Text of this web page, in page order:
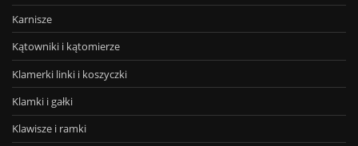
Karnisze
Kątowniki i kątomierze
Klamerki linki i koszyczki
Klamki i gałki
Klawisze i ramki